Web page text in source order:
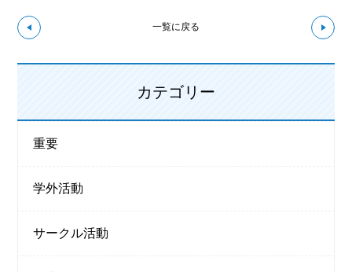
↼前の記事へ 次
一覧に戻る
カテゴリー
重要
学外活動
サークル活動